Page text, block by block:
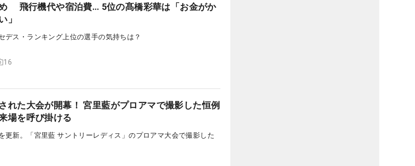
泊費… 5位の髙橋彩華は「お金がか
」
デス・ランキング上位の選手の気持ちは？
16
れた大会が開幕！ 宮里藍がプロアマで撮影した恒例
場を呼び掛ける
更新。「宮里藍 サントリーレディス」のプロアマ大会で撮影した